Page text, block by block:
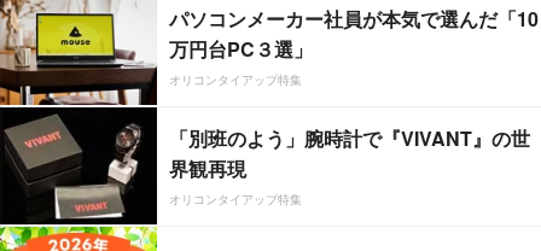
パソコンメーカー社員が本気で選んだ「10
万円台PC３選」
オリコンタイアップ特集
「別班のよう」腕時計で『VIVANT』の世
界観再現
オリコンタイアップ特集